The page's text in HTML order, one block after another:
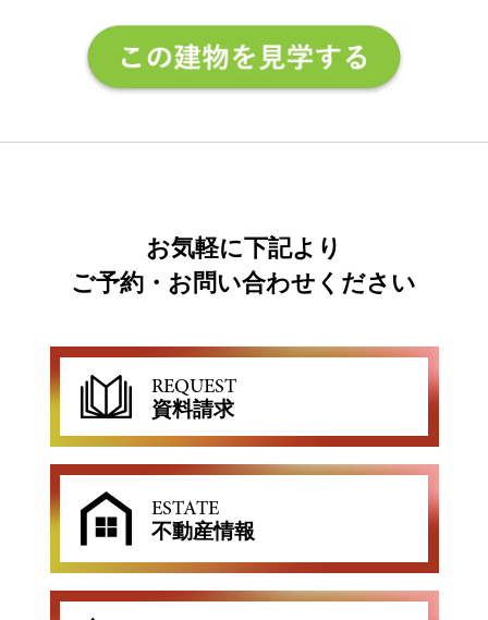
お気軽に下記より
ご予約・お問い合わせください
REQUEST
資料請求
ESTATE
不動産情報